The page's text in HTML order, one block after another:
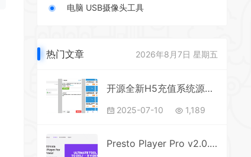
电脑 USB摄像头工具
热门文章 2026年8月7日 星期五
开源全新H5充值系统源码，自定义首页+充值页面，灵活对接上游渠道接口
2025-07-10 1,189
Presto Player Pro v2.0.7 – WordPress 的终极视频播放器(无限制版）